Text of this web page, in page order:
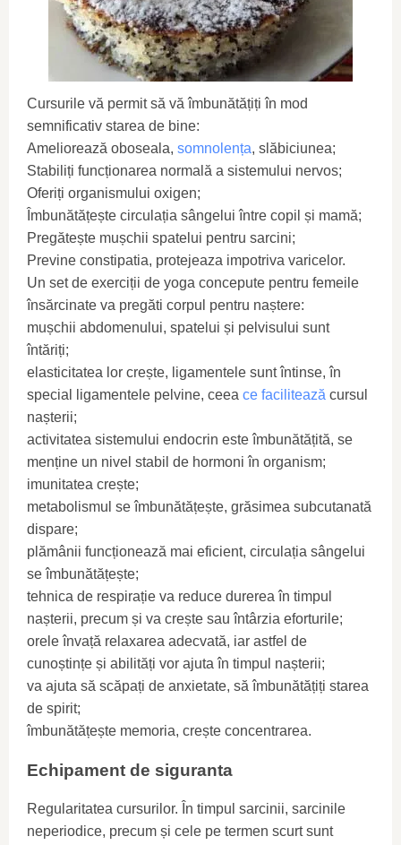
Cursurile vă permit să vă îmbunătățiți în mod
semnificativ starea de bine:
Ameliorează oboseala, somnolența, slăbiciunea;
Stabiliți funcționarea normală a sistemului nervos;
Oferiți organismului oxigen;
Îmbunătățește circulația sângelui între copil și mamă;
Pregătește mușchii spatelui pentru sarcini;
Previne constipatia, protejeaza impotriva varicelor.
Un set de exerciții de yoga concepute pentru femeile
însărcinate va pregăti corpul pentru naștere:
mușchii abdomenului, spatelui și pelvisului sunt
întăriți;
elasticitatea lor crește, ligamentele sunt întinse, în
special ligamentele pelvine, ceea ce facilitează cursul
nașterii;
activitatea sistemului endocrin este îmbunătățită, se
menține un nivel stabil de hormoni în organism;
imunitatea crește;
metabolismul se îmbunătățește, grăsimea subcutanată
dispare;
plămânii funcționează mai eficient, circulația sângelui
se îmbunătățește;
tehnica de respirație va reduce durerea în timpul
nașterii, precum și va crește sau întârzia eforturile;
orele învață relaxarea adecvată, iar astfel de
cunoștințe și abilități vor ajuta în timpul nașterii;
va ajuta să scăpați de anxietate, să îmbunătățiți starea
de spirit;
îmbunătățește memoria, crește concentrarea.
Echipament de siguranta
Regularitatea cursurilor. În timpul sarcinii, sarcinile
neperiodice, precum și cele pe termen scurt sunt